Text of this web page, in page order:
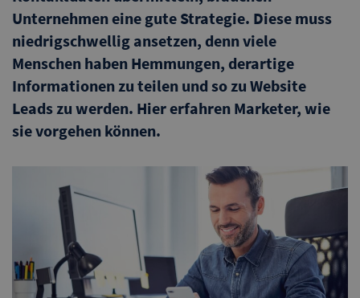
Unternehmen eine gute Strategie. Diese muss
niedrigschwellig ansetzen, denn viele
Menschen haben Hemmungen, derartige
Informationen zu teilen und so zu Website
Leads zu werden. Hier erfahren Marketer, wie
sie vorgehen können.